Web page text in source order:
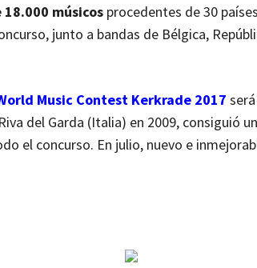
músicos procedentes de 30
junto a bandas de Bélgica,
Music Contest Kerkrade 2017
del Garda (Italia) en 2009, consiguió
el concurso. En julio, nuevo e